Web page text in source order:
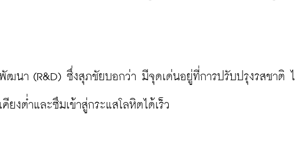
นา (R&D) ซึ่งสุภชัยบอกว่า มีจุดเด่นอยู่ที่การปรับปรุงรสชาติ
งต่ำและซึมเข้าสู่กระแสโลหิตได้เร็ว